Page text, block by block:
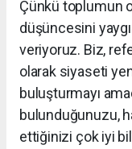
Çünkü toplumun
düşüncesini
veriyoruz. Biz,
olarak siyaseti
buluşturmayı
bulunduğunuzu,
ettiğinizi çok iyi